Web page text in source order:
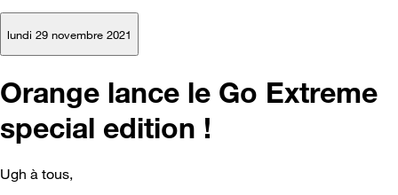
lundi 29 novembre 2021
Orange lance le Go Extreme
special edition !
Ugh à tous,